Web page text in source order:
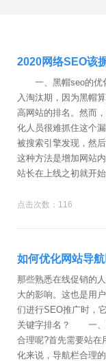
2020网络SEO该
一、黑帽seo的优化
入淘汰期，因为黑帽
高网站的排名。然而
化人员很难抓住这个
被搜索引擎发现，然
这种方法是增加网站
站长在上线之初就开
点击次数：116
如何优化网站导
那些熟悉在线促销的
大的影响。这也是用
们进行SEO推广时，
关键字排名？ 一、
合理呢?首先需要站在
化来说，导航栏合理